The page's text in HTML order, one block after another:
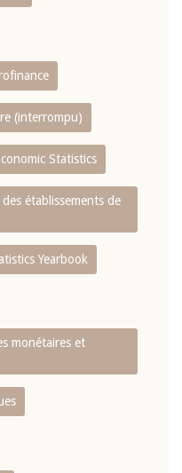
(interrompu)
Statistics
établissements de
Yearbook
monétaires et